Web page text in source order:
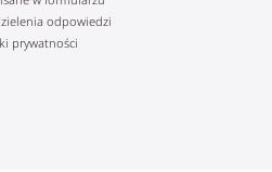
odpowiedzi
prywatności